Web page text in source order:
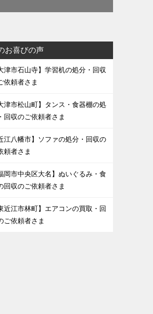
お喜びの声
津市石山寺】学習机の処分・回収
依頼者さま
津市松山町】タンス・食器棚の処
回収のご依頼者さま
江八幡市】ソファの処分・回収の
頼者さま
岡市中央区大名】ぬいぐるみ・食
回収のご依頼者さま
近江市林町】エアコンの買取・回
ご依頼者さま